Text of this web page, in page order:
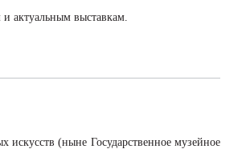
актуальным выставкам.
искусств (ныне Государственное музейное